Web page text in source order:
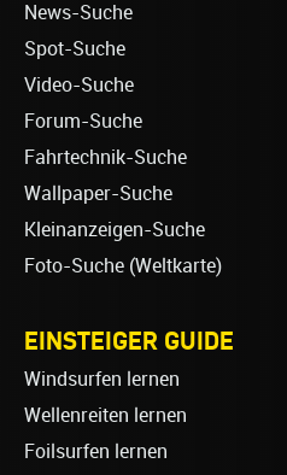
News-Suche
Spot-Suche
Video-Suche
Forum-Suche
Fahrtechnik-Suche
Wallpaper-Suche
Kleinanzeigen-Suche
Foto-Suche (Weltkarte)
EINSTEIGER GUIDE
Windsurfen lernen
Wellenreiten lernen
Foilsurfen lernen